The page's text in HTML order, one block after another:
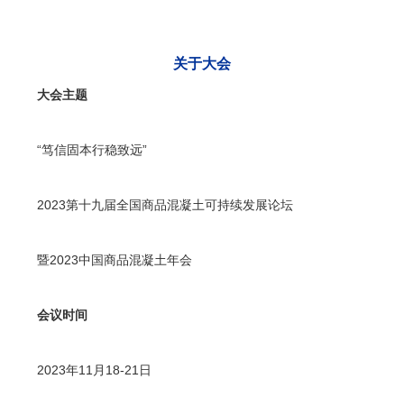
关于大会
大会主题
“笃信固本行稳致远”
2023第十九届全国商品混凝土可持续发展论坛
暨2023中国商品混凝土年会
会议时间
2023年11月18-21日